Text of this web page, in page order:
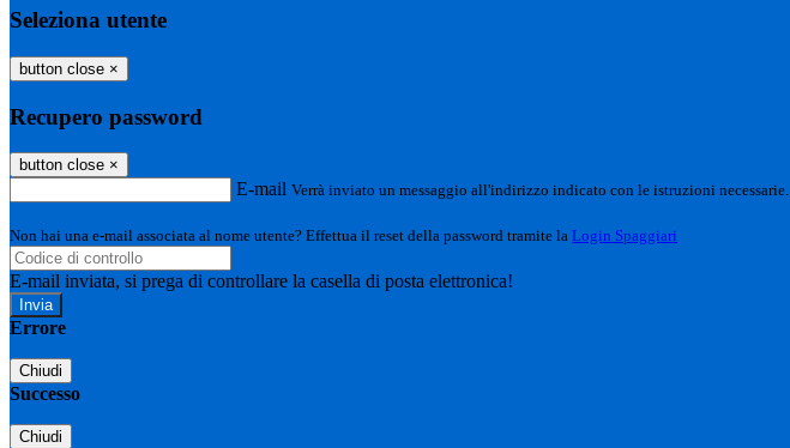
Seleziona utente
button close ×
Recupero password
button close ×
E-mail Verrà inviato un messaggio all'indirizzo indicato con le istruzioni necessarie.
Non hai una e-mail associata al nome utente? Effettua il reset della password tramite la Login Spaggiari
E-mail inviata, si prega di controllare la casella di posta elettronica!
Errore
Chiudi
Successo
Chiudi